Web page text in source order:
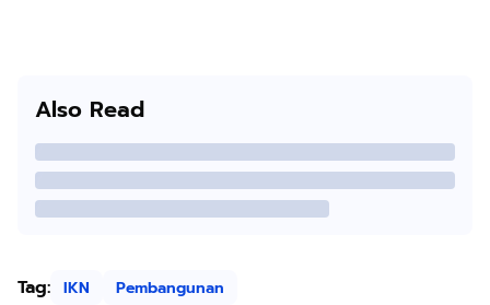
Also Read
Tag: IKN Pembangunan